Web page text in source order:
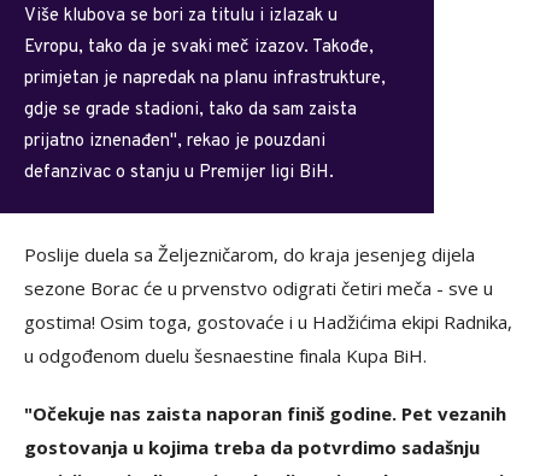
Više klubova se bori za titulu i izlazak u
Evropu, tako da je svaki meč izazov. Takođe,
primjetan je napredak na planu infrastrukture,
gdje se grade stadioni, tako da sam zaista
prijatno iznenađen", rekao je pouzdani
defanzivac o stanju u Premijer ligi BiH.
Poslije duela sa Željezničarom, do kraja jesenjeg dijela
sezone Borac će u prvenstvo odigrati četiri meča - sve u
gostima! Osim toga, gostovaće i u Hadžićima ekipi Radnika,
u odgođenom duelu šesnaestine finala Kupa BiH.
"Očekuje nas zaista naporan finiš godine. Pet vezanih
gostovanja u kojima treba da potvrdimo sadašnju